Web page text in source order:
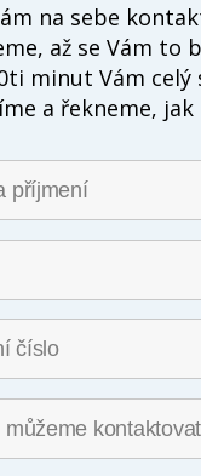
na sebe
až se Vám to
minut Vám celý
a řekneme, jak